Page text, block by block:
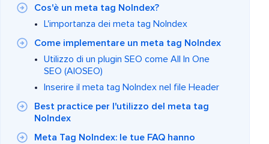
Cos'è un meta tag NoIndex?
L'importanza dei meta tag NoIndex
Come implementare un meta tag NoIndex
Utilizzo di un plugin SEO come All In One
SEO (AIOSEO)
Inserire il meta tag NoIndex nel file Header
Best practice per l'utilizzo del meta tag
NoIndex
Meta Tag NoIndex: le tue FAQ hanno